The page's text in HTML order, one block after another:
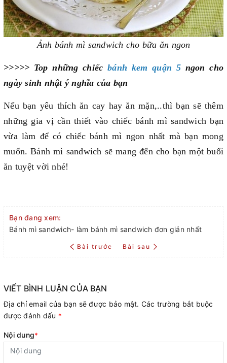
Ảnh bánh mì sandwich cho bữa ăn ngon
>>>>> Top những chiếcbánh kem quận 5ngon cho
ngày sinh nhật ý nghĩa của bạn
Nếu bạn yêu thích ăn cay hay ăn mặn,..thì bạn sẽ thêm
những gia vị cần thiết vào chiếc bánh mì sandwich bạn
vừa làm để có chiếc bánh mì ngon nhất mà bạn mong
muốn. Bánh mì sandwich sẽ mang đến cho bạn một buổi
ăn tuyệt vời nhé!
Bạn đang xem:
Bánh mì sandwich- làm bánh mì sandwich đơn giản nhất
Bài trước Bài sau
VIẾT BÌNH LUẬN CỦA BẠN
Địa chỉ email của bạn sẽ được bảo mật. Các trường bắt buộc
được đánh dấu *
Nội dung*